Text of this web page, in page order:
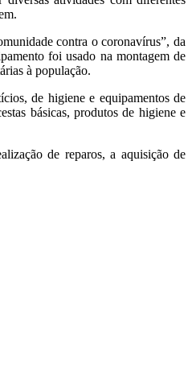
contra o coronavírus”, da
foi usado na montagem de
à população.
de higiene e equipamentos de
básicas, produtos de higiene e
de reparos, a aquisição de